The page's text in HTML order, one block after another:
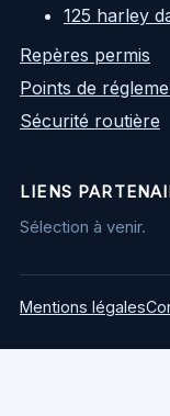
125 harley
Repères permis
Points de
Sécurité routière
LIENS
Sélection à venir.
Mentions légales